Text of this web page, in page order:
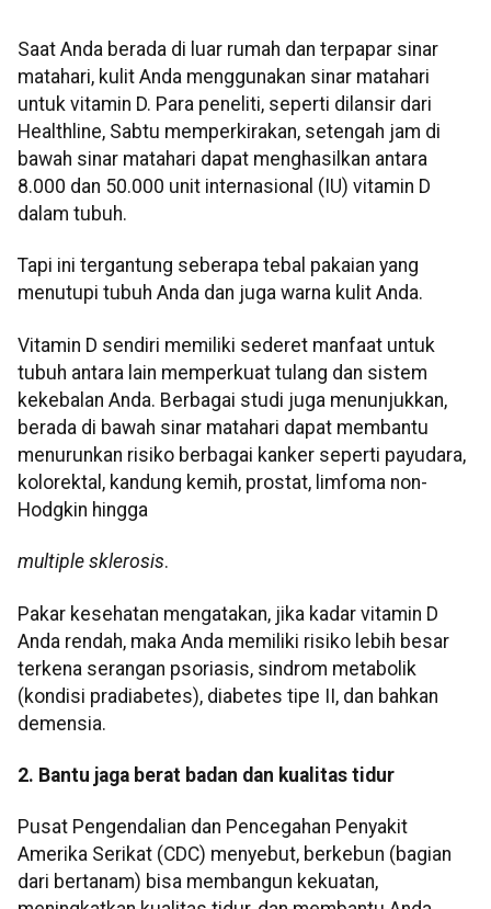
Saat Anda berada di luar rumah dan terpapar sinar
matahari, kulit Anda menggunakan sinar matahari
untuk vitamin D. Para peneliti, seperti dilansir dari
Healthline, Sabtu memperkirakan, setengah jam di
bawah sinar matahari dapat menghasilkan antara
8.000 dan 50.000 unit internasional (IU) vitamin D
dalam tubuh.
Tapi ini tergantung seberapa tebal pakaian yang
menutupi tubuh Anda dan juga warna kulit Anda.
Vitamin D sendiri memiliki sederet manfaat untuk
tubuh antara lain memperkuat tulang dan sistem
kekebalan Anda. Berbagai studi juga menunjukkan,
berada di bawah sinar matahari dapat membantu
menurunkan risiko berbagai kanker seperti payudara,
kolorektal, kandung kemih, prostat, limfoma non-
Hodgkin hingga
multiple sklerosis.
Pakar kesehatan mengatakan, jika kadar vitamin D
Anda rendah, maka Anda memiliki risiko lebih besar
terkena serangan psoriasis, sindrom metabolik
(kondisi pradiabetes), diabetes tipe II, dan bahkan
demensia.
2. Bantu jaga berat badan dan kualitas tidur
Pusat Pengendalian dan Pencegahan Penyakit
Amerika Serikat (CDC) menyebut, berkebun (bagian
dari bertanam) bisa membangun kekuatan,